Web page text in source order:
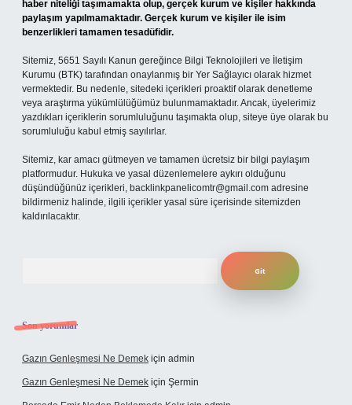
haber niteliği taşımamakta olup, gerçek kurum ve kişiler hakkında
paylaşım yapılmamaktadır. Gerçek kurum ve kişiler ile isim
benzerlikleri tamamen tesadüfidir.
Sitemiz, 5651 Sayılı Kanun gereğince Bilgi Teknolojileri ve İletişim
Kurumu (BTK) tarafından onaylanmış bir Yer Sağlayıcı olarak hizmet
vermektedir. Bu nedenle, sitedeki içerikleri proaktif olarak denetleme
veya araştırma yükümlülüğümüz bulunmamaktadır. Ancak, üyelerimiz
yazdıkları içeriklerin sorumluluğunu taşımakta olup, siteye üye olarak bu
sorumluluğu kabul etmiş sayılırlar.
Sitemiz, kar amacı gütmeyen ve tamamen ücretsiz bir bilgi paylaşım
platformudur. Hukuka ve yasal düzenlemelere aykırı olduğunu
düşündüğünüz içerikleri, backlinkpanelicomtr@gmail.com adresine
bildirmeniz halinde, ilgili içerikler yasal süre içerisinde sitemizden
kaldırılacaktır.
Son yorumlar
Gazın Genleşmesi Ne Demek için admin
Gazın Genleşmesi Ne Demek için Şermin